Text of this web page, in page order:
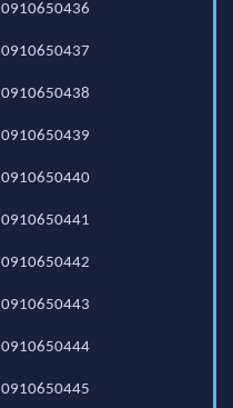
0910650436
0910650437
0910650438
0910650439
0910650440
0910650441
0910650442
0910650443
0910650444
0910650445